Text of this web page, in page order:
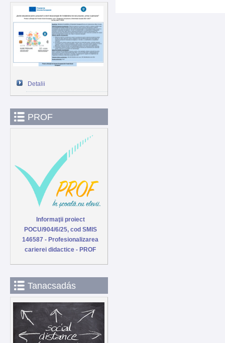
Detalii
PROF
Informaţii proiect
POCU/904/6/25, cod SMIS
146587 - Profesionalizarea
carierei didactice - PROF
Tanacsadás